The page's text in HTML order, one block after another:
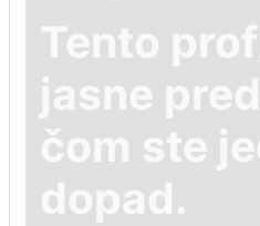
Tento
jasne
čom ste
dopad.